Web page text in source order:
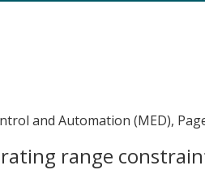
and Automation (MED),
range